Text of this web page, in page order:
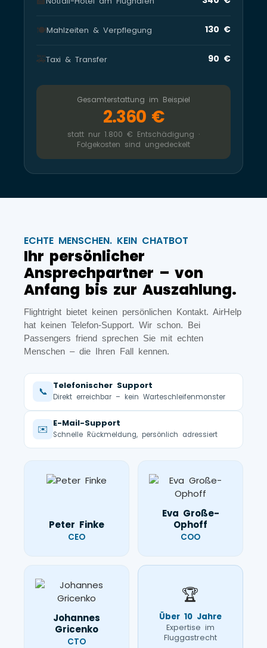
🍽️Mahlzeiten & Verpflegung 130 €
🚕Taxi & Transfer 90 €
Gesamterstattung im Beispiel
2.360 €
statt nur 1.800 € Entschädigung ·
Folgekosten sind ungedeckelt
ECHTE MENSCHEN. KEIN CHATBOT
Ihr persönlicher
Ansprechpartner – von
Anfang bis zur Auszahlung.
Flightright bietet keinen persönlichen Kontakt. AirHelp
hat keinen Telefon-Support. Wir schon. Bei
Passengers friend sprechen Sie mit echten
Menschen – die Ihren Fall kennen.
📞 Telefonischer Support
Direkt erreichbar – kein Warteschleifenmonster
✉️ E-Mail-Support
Schnelle Rückmeldung, persönlich adressiert
Peter Finke
CEO
Eva Große-
Ophoff
COO
Johannes
Gricenko
CTO
🏆
Über 10 Jahre
Expertise im
Fluggastrecht